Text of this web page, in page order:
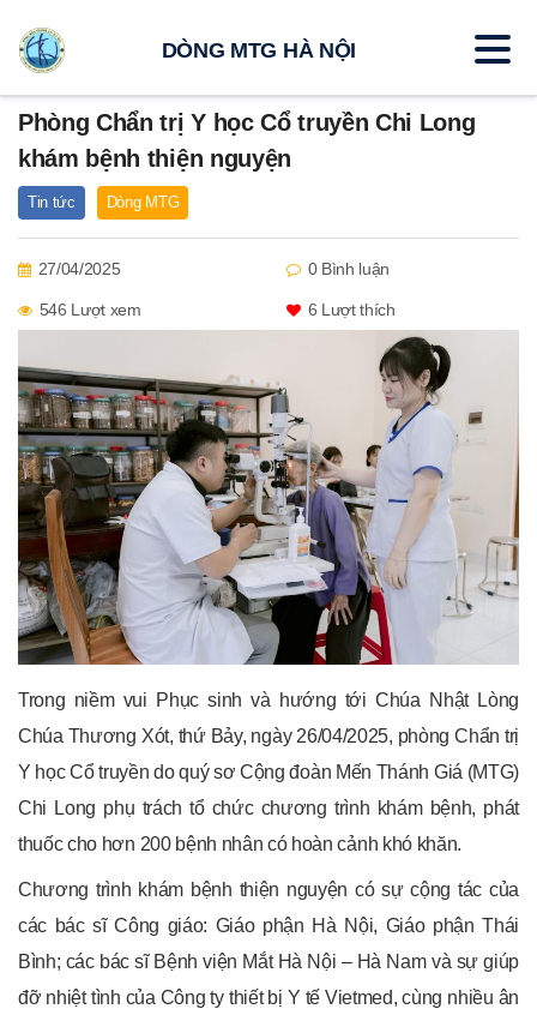
Phòng Chẩn trị Y học Cổ truyền Chi Long
khám bệnh thiện nguyện
Tin tức Dòng MTG
27/04/2025 0 Bình luận
546 Lượt xem 6 Lượt thích
Trong niềm vui Phục sinh và hướng tới Chúa Nhật Lòng
Chúa Thương Xót, thứ Bảy, ngày 26/04/2025, phòng Chẩn trị
Y học Cổ truyền do quý sơ Cộng đoàn Mến Thánh Giá (MTG)
Chi Long phụ trách tổ chức chương trình khám bệnh, phát
thuốc cho hơn 200 bệnh nhân có hoàn cảnh khó khăn.
Chương trình khám bệnh thiện nguyện có sự cộng tác của
các bác sĩ Công giáo: Giáo phận Hà Nội, Giáo phận Thái
Bình; các bác sĩ Bệnh viện Mắt Hà Nội – Hà Nam và sự giúp
đỡ nhiệt tình của Công ty thiết bị Y tế Vietmed, cùng nhiều ân
DÒNG MTG HÀ NỘI